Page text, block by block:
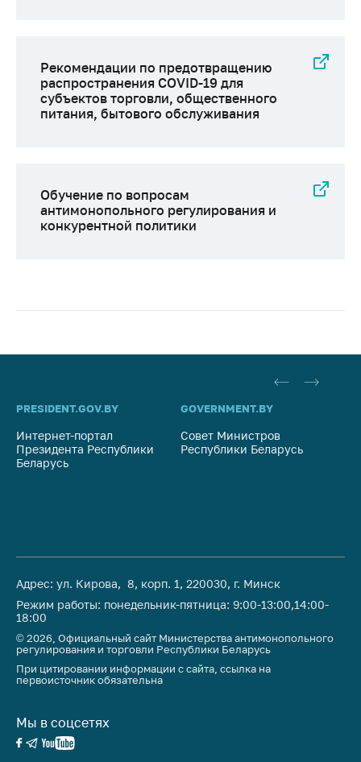
Рекомендации по предотвращению
распространения COVID-19 для
субъектов торговли, общественного
питания, бытового обслуживания
Обучение по вопросам
антимонопольного регулирования и
конкурентной политики
PRESIDENT.GOV.BY
Интернет-портал
Президента Республики
Беларусь
GOVERNMENT.BY
Совет Министров
Республики Беларусь
Адрес: ул. Кирова, 8, корп. 1, 220030, г. Минск
Режим работы: понедельник-пятница: 9:00-13:00,14:00-
18:00
© 2026, Официальный сайт Министерства антимонопольного
регулирования и торговли Республики Беларусь
При цитировании информации с сайта, ссылка на
первоисточник обязательна
Мы в соцсетях